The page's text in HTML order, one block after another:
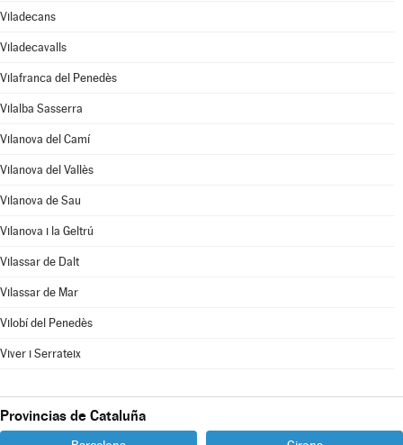
Viladecans
Viladecavalls
Vilafranca del Penedès
Vilalba Sasserra
Vilanova del Camí
Vilanova del Vallès
Vilanova de Sau
Vilanova i la Geltrú
Vilassar de Dalt
Vilassar de Mar
Vilobí del Penedès
Viver i Serrateix
Provincias de Cataluña